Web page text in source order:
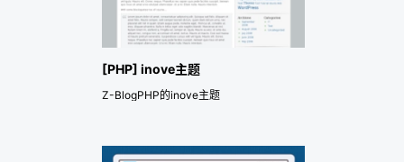
[PHP] inove主题
Z-BlogPHP的inove主题